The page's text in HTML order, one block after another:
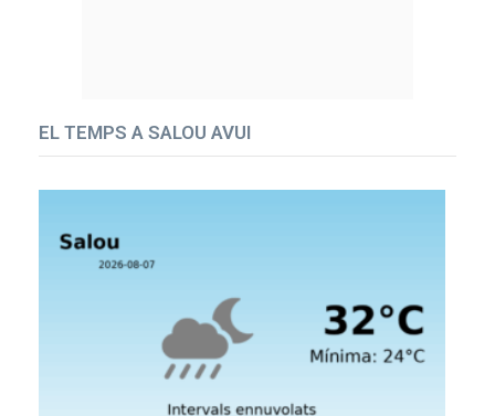
EL TEMPS A SALOU AVUI